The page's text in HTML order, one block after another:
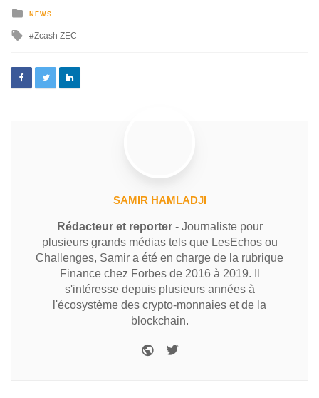
NEWS
Zcash ZEC
SAMIR HAMLADJI
Rédacteur et reporter- Journaliste pour
plusieurs grands médias tels que LesEchos ou
Challenges, Samir a été en charge de la rubrique
Finance chez Forbes de 2016 à 2019. Il
s'intéresse depuis plusieurs années à
l'écosystème des crypto-monnaies et de la
blockchain.